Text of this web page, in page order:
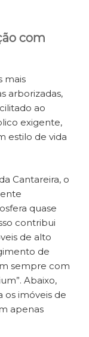
com
mais
arborizadas,
ao
exigente,
estilo de vida
Cantareira, o
quase
contribui
de alto
de
sempre com
Abaixo,
os imóveis de
apenas